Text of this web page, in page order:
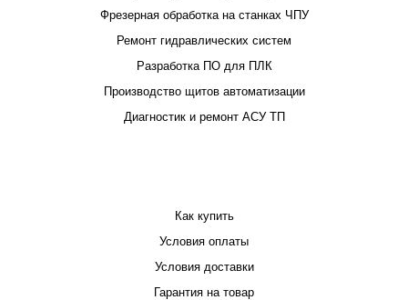
Фрезерная обработка на станках ЧПУ
Ремонт гидравлических систем
Разработка ПО для ПЛК
Производство щитов автоматизации
Диагностик и ремонт АСУ ТП
Как купить
Условия оплаты
Условия доставки
Гарантия на товар